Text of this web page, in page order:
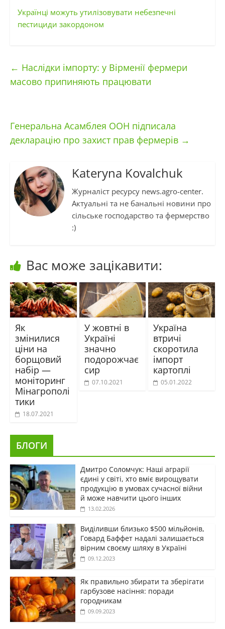
Українці можуть утилізовувати небезпечні
пестициди закордоном
← Наслідки імпорту: у Вірменії фермери
масово припиняють працювати
Генеральна Асамблея ООН підписала
декларацію про захист прав фермерів →
Kateryna Kovalchuk
Журналіст ресурсу news.agro-center.
Актуальні та не банальні новини про
сільське господарство та фермерство
:)
Вас може зацікавити:
Як
змінилися
ціни на
борщовий
набір —
моніторинг
Мінагрополі
тики
18.07.2021
У жовтні в
Україні
значно
подорожчає
сир
07.10.2021
Україна
втричі
скоротила
імпорт
картоплі
05.01.2022
БЛОГИ
Дмитро Соломчук: Наші аграрії
єдині у світі, хто вміє вирощувати
продукцію в умовах сучасної війни
й може навчити цього інших
13.02.2026
Виділивши близько $500 мільйонів,
Говард Баффет надалі залишається
вірним своєму шляху в Україні
09.12.2023
Як правильно збирати та зберігати
гарбузове насіння: поради
городникам
09.09.2023